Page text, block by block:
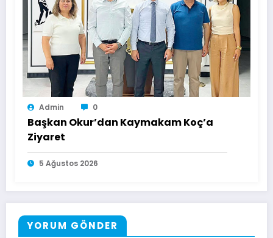
Admin 0
Başkan Okur’dan Kaymakam Koç’a
Ziyaret
5 Ağustos 2026
YORUM GÖNDER